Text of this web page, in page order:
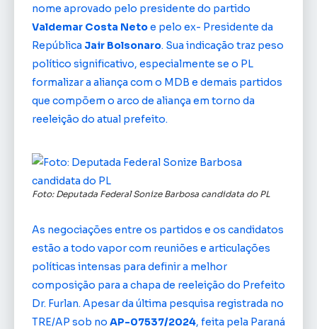
nome aprovado pelo presidente do partido
Valdemar Costa Netoe pelo ex- Presidente da
República Jair Bolsonaro. Sua indicação traz peso
político significativo, especialmente se o PL
formalizar a aliança com o MDB e demais partidos
que compõem o arco de aliança em torno da
reeleição do atual prefeito.
Foto: Deputada Federal Sonize Barbosa candidata do PL
As negociações entre os partidos e os candidatos
estão a todo vapor com reuniões e articulações
políticas intensas para definir a melhor
composição para a chapa de reeleição do Prefeito
Dr. Furlan. Apesar da última pesquisa registrada no
TRE/AP sob no AP-07537/2024, feita pela Paraná